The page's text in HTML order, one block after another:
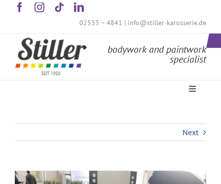
02533 – 4841 | info@stiller-karosserie.de
bodywork and paintwork
specialist
Toggle
FAQs
Next
View